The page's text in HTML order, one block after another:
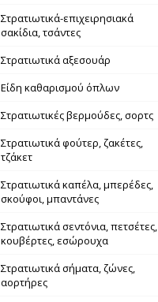
Στρατιωτικά-επιχειρησιακά
σακίδια, τσάντες
Στρατιωτικά αξεσουάρ
Είδη καθαρισμού όπλων
Στρατιωτικές βερμούδες, σορτς
Στρατιωτικά φούτερ, ζακέτες,
τζάκετ
Στρατιωτικά καπέλα, μπερέδες,
σκούφοι, μπαντάνες
Στρατιωτικά σεντόνια, πετσέτες,
κουβέρτες, εσώρουχα
Στρατιωτικά σήματα, ζώνες,
αορτήρες